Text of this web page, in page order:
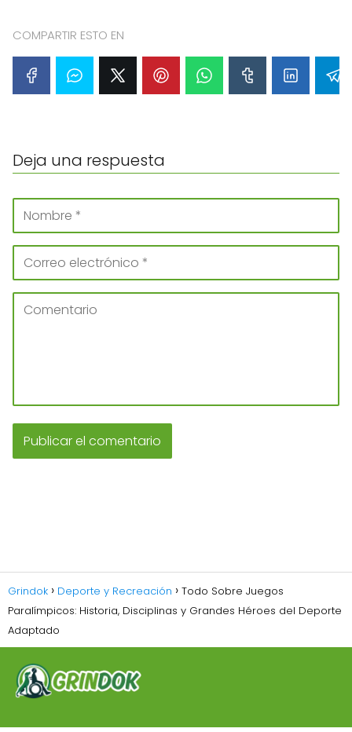
COMPARTIR ESTO EN
Deja una respuesta
Grindok Deporte y Recreación
Todo Sobre Juegos
Paralímpicos: Historia, Disciplinas y Grandes Héroes del Deporte
Adaptado